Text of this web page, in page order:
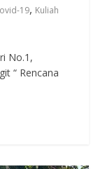
19, Kuliah
No.1,
“ Rencana